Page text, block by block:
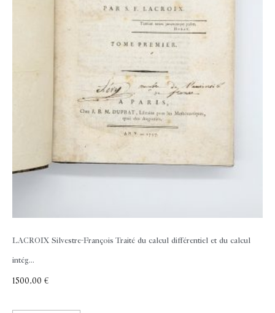
LACROIX Silvestre-François Traité du calcul différentiel et du calcul
intég...
1500,00 €